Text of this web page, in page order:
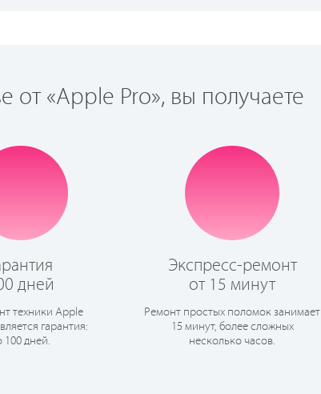
«Apple Pro», вы получаете
дней
техники Apple
гарантия:
100 дней.
Экспресс-ремонт
от 15 минут
Ремонт простых поломок занимает
15 минут, более сложных
несколько часов.